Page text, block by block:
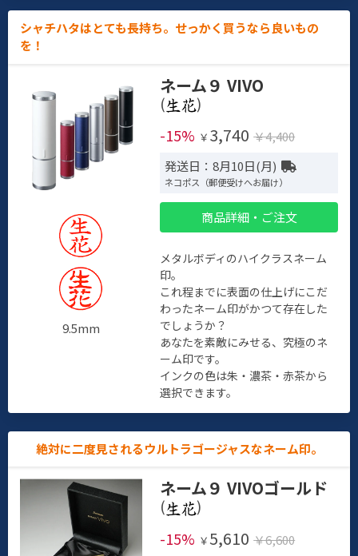
シャチハタはとても長持ち。せっかく買うなら良いもの
を！
9.5mm
ネーム９ VIVO
(
)
-15% ￥ 3,740 ￥4,400
発送日：8月10日(月)
ネコポス（郵便受けへお届け）
商品詳細・ご注文
メタルボディのハイクラスネーム
印。
これ程までに表面の仕上げにこだ
わったネーム印がかつて存在した
でしょうか？
あなたを素敵にみせる、究極のネ
ーム印です。
インクの色は朱・濃茶・赤茶から
選択できます。
絶対に二度見されるウルトラゴージャスなネーム印。
ネーム９ VIVOゴールド
(
)
-15% ￥ 5,610 ￥6,600